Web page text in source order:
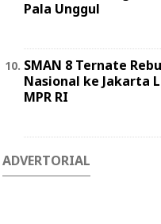
Pala Unggul
SMAN 8 Ternate
Nasional ke Jakarta
MPR RI
ADVERTORIAL